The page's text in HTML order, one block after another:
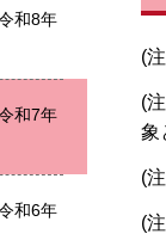
和8年
和7年
和6年
(
(
象
(
(